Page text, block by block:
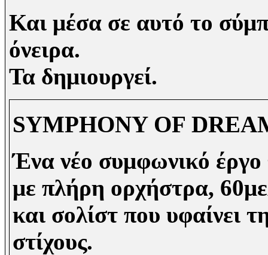
Και μέσα σε αυτό το
όνειρα.
Τα δημιουργεί.
SYMPHONY OF
Ένα νέο συμφωνικό έργο
με πλήρη ορχήστρα,
και σολίστ που υφαίνει
στίχους.